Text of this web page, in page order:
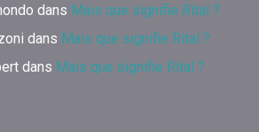
dans Mais que signifie Rital ?
dans Mais que signifie Rital ?
dans Mais que signifie Rital ?